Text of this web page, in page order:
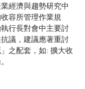
經濟與趨勢研究中
容所管理作業規
行長對會中主要討
議，建議應著重討
之配套，如: 擴大收